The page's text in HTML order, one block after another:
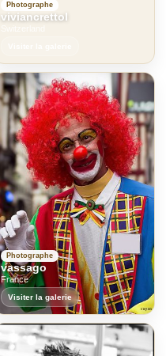
Photographe
viviancrettol
Photographe
vassago
France
Visiter la galerie